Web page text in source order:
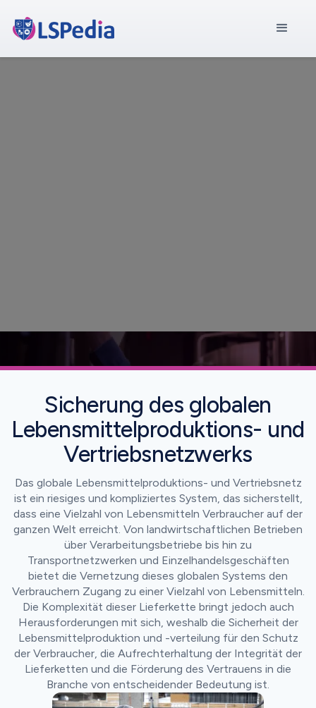
Sicherung des globalen
Lebensmittelproduktions- und
Vertriebsnetzwerks
Das globale Lebensmittelproduktions- und Vertriebsnetz
ist ein riesiges und kompliziertes System, das sicherstellt,
dass eine Vielzahl von Lebensmitteln Verbraucher auf der
ganzen Welt erreicht. Von landwirtschaftlichen Betrieben
über Verarbeitungsbetriebe bis hin zu
Transportnetzwerken und Einzelhandelsgeschäften
bietet die Vernetzung dieses globalen Systems den
Verbrauchern Zugang zu einer Vielzahl von Lebensmitteln.
Die Komplexität dieser Lieferkette bringt jedoch auch
Herausforderungen mit sich, weshalb die Sicherheit der
Lebensmittelproduktion und -verteilung für den Schutz
der Verbraucher, die Aufrechterhaltung der Integrität der
Lieferketten und die Förderung des Vertrauens in die
Branche von entscheidender Bedeutung ist.